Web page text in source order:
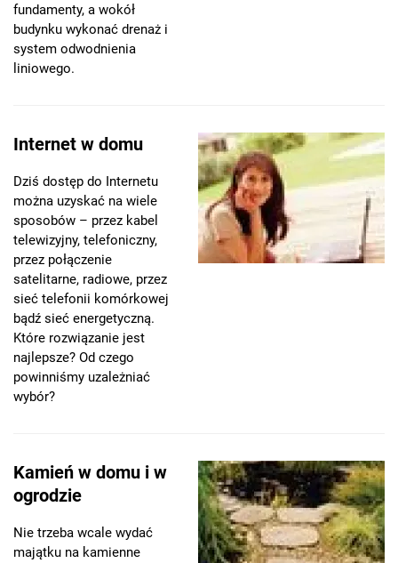
fundamenty, a wokół
budynku wykonać drenaż i
system odwodnienia
liniowego.
Internet w domu
Dziś dostęp do Internetu
można uzyskać na wiele
sposobów – przez kabel
telewizyjny, telefoniczny,
przez połączenie
satelitarne, radiowe, przez
sieć telefonii komórkowej
bądź sieć energetyczną.
Które rozwiązanie jest
najlepsze? Od czego
powinniśmy uzależniać
wybór?
Kamień w domu i w
ogrodzie
Nie trzeba wcale wydać
majątku na kamienne